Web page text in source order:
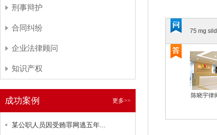
刑事辩护
合同纠纷
企业法律顾问
知识产权
成功案例 更多>>
某公职人员因受贿罪网逃五年...
75 mg
陈晓宇律